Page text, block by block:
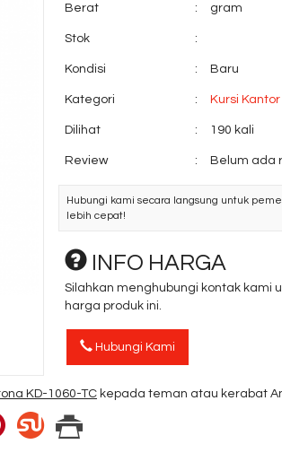
Berat : gram
Stok :
Kondisi : Baru
Kategori : Kursi
Dilihat : 190 kali
Review : Belum ada
Hubungi kami secara langsung untuk
lebih cepat!
INFO HARGA
Silahkan menghubungi kontak kami
harga produk ini.
Hubungi Kami
KD-1060-TC kepada teman atau kerabat
Kursi Direktur Brother
*Harga Hubungi CS
Ready Stock Ready